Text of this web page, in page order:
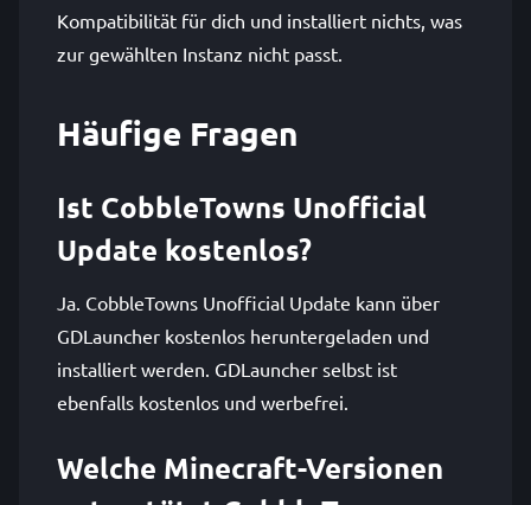
Kompatibilität für dich und installiert nichts, was
zur gewählten Instanz nicht passt.
Häufige Fragen
Ist CobbleTowns Unofficial
Update kostenlos?
Ja. CobbleTowns Unofficial Update kann über
GDLauncher kostenlos heruntergeladen und
installiert werden. GDLauncher selbst ist
ebenfalls kostenlos und werbefrei.
Welche Minecraft-Versionen